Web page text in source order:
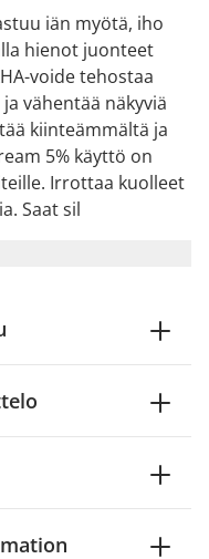
iän myötä, iho
hienot juonteet
voide tehostaa
vähentää näkyviä
kiinteämmältä ja
5% käyttö on
Irrottaa kuolleet
Saat sil